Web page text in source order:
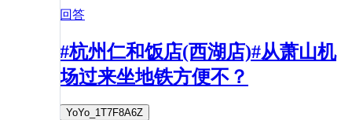
回答
#杭州仁和饭店(西湖店)#从萧山机
场过来坐地铁方便不？
YoYo_1T7F8A6Z